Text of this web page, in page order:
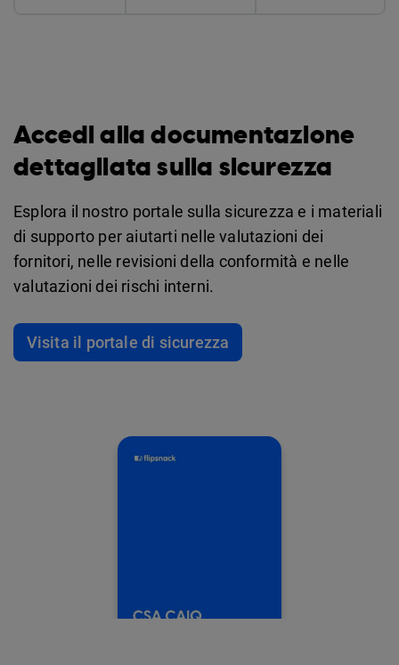
Accedi alla documentazione
dettagliata sulla sicurezza
Esplora il nostro portale sulla sicurezza e i materiali
di supporto per aiutarti nelle valutazioni dei
fornitori, nelle revisioni della conformità e nelle
valutazioni dei rischi interni.
Visita il portale di sicurezza